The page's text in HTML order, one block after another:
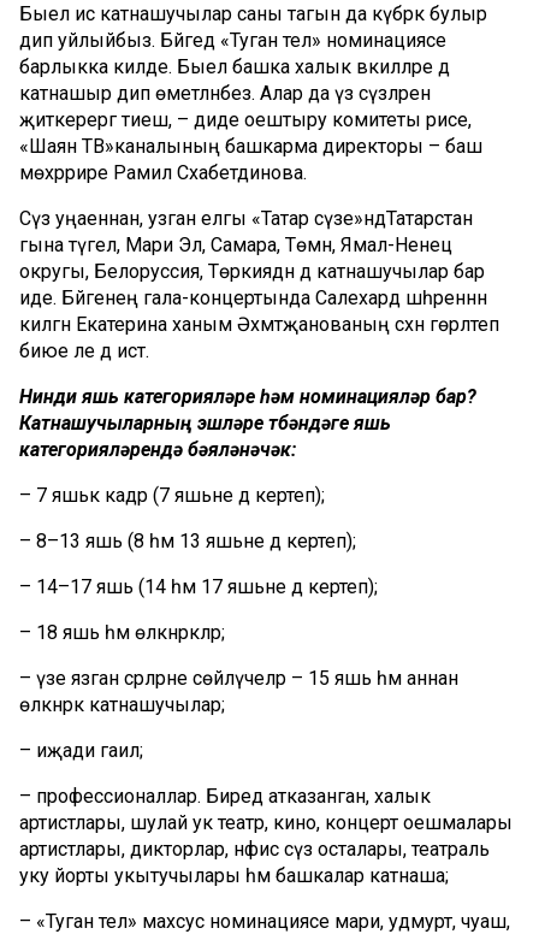
Быел исә катнашучылар саны тагын да күбрәк булыр
дип уйлыйбыз. Бәйгедә «Туган тел» номинациясе
барлыкка килде. Быел башка халык вәкилләре дә
катнашыр дип өметләнәбез. Алар да үз сүзләрен
җиткерергә тиеш, – диде оештыру комитеты рәисе,
«Шаян ТВ»каналының башкарма директоры – баш
мөхәррире Рамилә Сәхабетдинова.
Сүз уңаеннан, узган елгы «Татар сүзе»ндәТатарстан
гына түгел, Мари Эл, Самара, Төмән, Ямал-Ненец
округы, Белоруссия, Төркиядән дә катнашучылар бар
иде. Бәйгенең гала-концертында Салехард шәһәреннән
килгән Екатерина ханым Әхмәтҗанованың сәхнә гөрләтеп
биюе әле дә истә.
Нинди яшь категорияләре һәм номинацияләр бар?
Катнашучыларның эшләре түбәндәге яшь
категорияләрендә бәяләнәчәк:
– 7 яшькә кадәр (7 яшьне дә кертеп);
– 8–13 яшь (8 һәм 13 яшьне дә кертеп);
– 14–17 яшь (14 һәм 17 яшьне дә кертеп);
– 18 яшь һәм өлкәнрәкләр;
– үзе язган әсәрләрне сөйләүчеләр – 15 яшь һәм аннан
өлкәнрәк катнашучылар;
– иҗади гаилә;
– профессионаллар. Биредә атказанган, халык
артистлары, шулай ук театр, кино, концерт оешмалары
артистлары, дикторлар, нәфис сүз осталары, театраль
уку йорты укытучылары һәм башкалар катнаша;
– «Туган тел» махсус номинациясе мари, удмурт, чуаш,